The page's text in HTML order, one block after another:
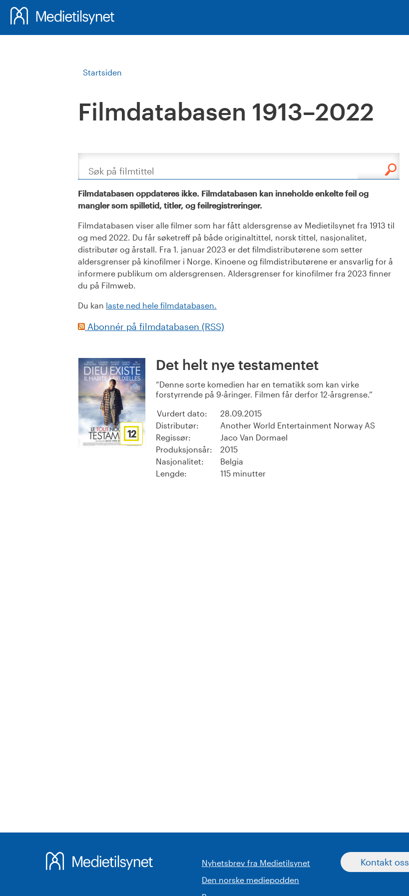
Startsiden
Filmdatabasen 1913–2022
Søk
Filmdatabasen oppdateres ikke. Filmdatabasen kan inneholde enkelte feil og
mangler som spilletid, titler, og feilregistreringer.
Filmdatabasen viser alle filmer som har fått aldersgrense av Medietilsynet fra 1913 til
og med 2022. Du får søketreff på både originaltittel, norsk tittel, nasjonalitet,
distributør og årstall. Fra 1. januar 2023 er det filmdistributørene som setter
aldersgrenser på kinofilmer i Norge. Kinoene og filmdistributørene er ansvarlig for å
informere publikum om aldersgrensen. Aldersgrenser for kinofilmer fra 2023 finner
du på Filmweb.
Du kan laste ned hele filmdatabasen.
Abonnér på filmdatabasen (RSS)
12
Det helt nye testamentet
Denne sorte komedien har en tematikk som kan virke
forstyrrende på 9-åringer. Filmen får derfor 12-årsgrense.
Vurdert dato:
28.09.2015
Distributør:
Another World Entertainment Norway AS
Regissør:
Jaco Van Dormael
Produksjonsår:
2015
Nasjonalitet:
Belgia
Lengde:
115 minutter
Nyhetsbrev fra Medietilsynet
Den norske mediepodden
Kontakt oss